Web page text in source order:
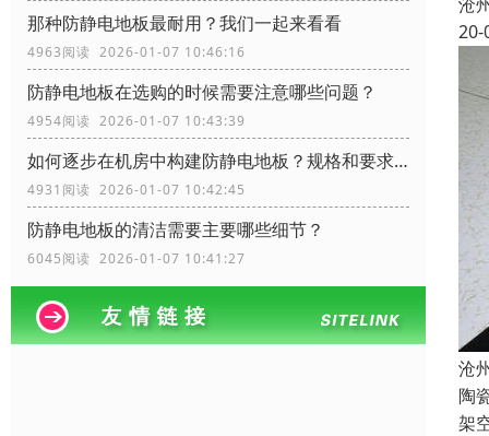
那种防静电地板最耐用？我们一起来看看
4963阅读 2026-01-07 10:46:16
防静电地板在选购的时候需要注意哪些问题？
4954阅读 2026-01-07 10:43:39
如何逐步在机房中构建防静电地板？规格和要求？
4931阅读 2026-01-07 10:42:45
防静电地板的清洁需要主要哪些细节？
6045阅读 2026-01-07 10:41:27
20-
沧
陶
架